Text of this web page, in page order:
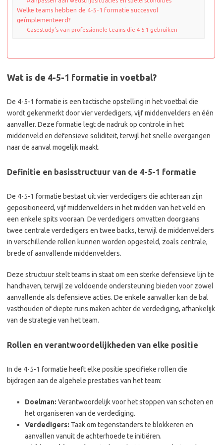
Welke teams hebben de 4-5-1 formatie succesvol
geïmplementeerd?
Casestudy’s van professionele teams die 4-5-1 gebruiken
Wat is de 4-5-1 formatie in voetbal?
De 4-5-1 formatie is een tactische opstelling in het voetbal die
wordt gekenmerkt door vier verdedigers, vijf middenvelders en één
aanvaller. Deze formatie legt de nadruk op controle in het
middenveld en defensieve soliditeit, terwijl het snelle overgangen
naar de aanval mogelijk maakt.
Definitie en basisstructuur van de 4-5-1 formatie
De 4-5-1 formatie bestaat uit vier verdedigers die achteraan zijn
gepositioneerd, vijf middenvelders in het midden van het veld en
een enkele spits vooraan. De verdedigers omvatten doorgaans
twee centrale verdedigers en twee backs, terwijl de middenvelders
in verschillende rollen kunnen worden opgesteld, zoals centrale,
brede of aanvallende middenvelders.
Deze structuur stelt teams in staat om een sterke defensieve lijn te
handhaven, terwijl ze voldoende ondersteuning bieden voor zowel
aanvallende als defensieve acties. De enkele aanvaller kan de bal
vasthouden of diepte runs maken achter de verdediging, afhankelijk
van de strategie van het team.
Rollen en verantwoordelijkheden van elke positie
In de 4-5-1 formatie heeft elke positie specifieke rollen die
bijdragen aan de algehele prestaties van het team:
Doelman: Verantwoordelijk voor het stoppen van schoten en
het organiseren van de verdediging.
Verdedigers: Taak om tegenstanders te blokkeren en
aanvallen vanuit de achterhoede te initiëren.